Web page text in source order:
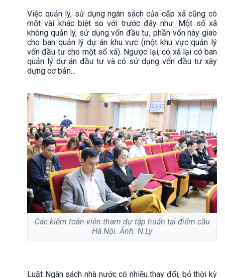
Việc quản lý, sử dụng ngân sách của cấp xã cũng có
một vài khác biệt so với trước đây như: Một số xã
không quản lý, sử dụng vốn đầu tư, phần vốn này giao
cho ban quản lý dự án khu vực (một khu vực quản lý
vốn đầu tư cho một số xã). Ngược lại, có xã lại có ban
quản lý dự án đầu tư và có sử dụng vốn đầu tư xây
dựng cơ bản…
Các kiểm toán viên tham dự tập huấn tại điểm cầu
Hà Nội. Ảnh: N.Ly
Luật Ngân sách nhà nước có nhiều thay đổi, bỏ thời kỳ